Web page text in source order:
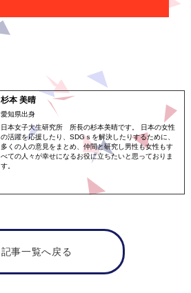
杉本 美晴
愛知県出身
日本女子大生研究所 所長の杉本美晴です。 日本の女性
の活躍を応援したり、SDGｓを解決したりするために、
多くの人の意見をまとめ、仲間と研究し男性も女性もす
べての人々が幸せになるお役に立ちたいと思っておりま
す。
記事一覧へ戻る